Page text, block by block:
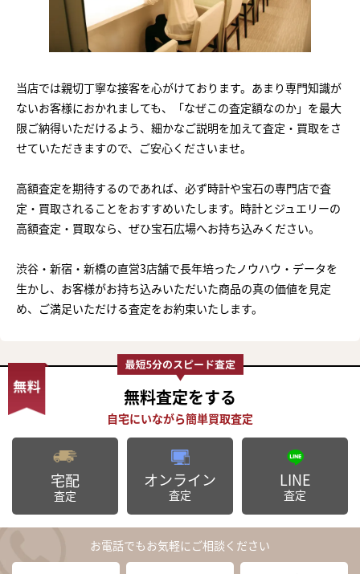
当店では親切丁寧な接客を心がけております。あまり専門知識が
ないお客様におかれましても、「なぜこの査定額なのか」を最大
限ご納得いただけるよう、細かなご説明を加えて査定・買取をさ
せていただきますので、ご安心くださいませ。
高額査定を期待するのであれば、必ず時計や宝石の専門店で査
定・買取されることをおすすめいたします。時計とジュエリーの
高額査定・買取なら、ぜひ宝石広場へお持ち込みください。
渋谷・新宿・新橋の直営3店舗で長年培ったノウハウ・データを
生かし、お客様がお持ち込みいただいた商品の真の価値を見定
め、ご満足いただける査定をお約束いたします。
無料査定をする
宅配
査定
オンライン
査定
LINE
査定
お電話でもお気軽にご相談ください